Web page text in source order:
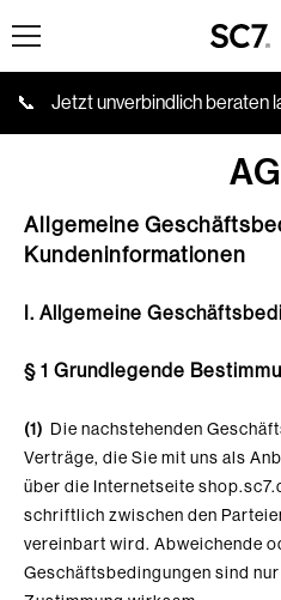
Skip to content
📞 Jetzt unverbindlich beraten
Allgemeine
Kundeninformationen
I. Allgemeine
§ 1 Grundlegende
(1) Die nachstehenden
Verträge, die Sie mit uns als
über die Internetseite
schriftlich zwischen den
vereinbart wird. Abweichende
Geschäftsbedingungen sind